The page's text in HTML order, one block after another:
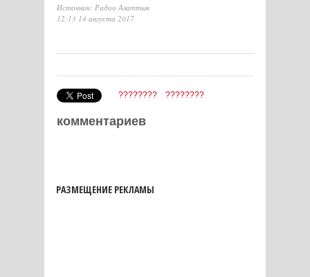
Источник: Радио Азаттык
12:13 14 августа 2017
???????? ????????
комментариев
РАЗМЕЩЕНИЕ РЕКЛАМЫ